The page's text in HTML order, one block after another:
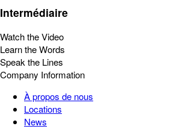
Intermédiaire
Watch the Video
Learn the Words
Speak the Lines
Company Information
À propos de nous
Locations
News